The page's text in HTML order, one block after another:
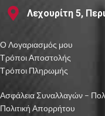
Λεχουρίτη 5,
Ο Λογαριασμός μου
Τρόποι Αποστολής
Τρόποι Πληρωμής
Ασφάλεια Συναλλαγών –
Πολιτική Απορρήτου